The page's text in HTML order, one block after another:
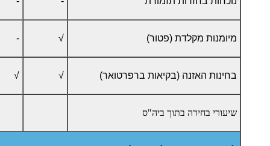
מיומנות מקלדת (פטור) √
-
בחינות האזנה (בקיאות ברפרטואר) √
√
שיעורי בחירה בתוך ביה"ס